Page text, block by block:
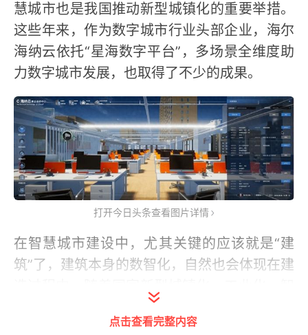
慧城市也是我国推动新型城镇化的重要举措。
这些年来，作为数字城市行业头部企业，海尔
海纳云依托“星海数字平台”，多场景全维度助
力数字城市发展，也取得了不少的成果。
打开今日头条查看图片详情
在智慧城市建设中，尤其关键的应该就是“建
筑”了，建筑本身的数智化，自然也会体现在建
慧城市等战略的推进，提高建造的智能化水平
已成为我国建筑行业发展的必然要求。海尔海
点击查看完整内容